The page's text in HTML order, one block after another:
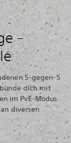
–
5-gegen-5
dich mit
im PvE-Modus
diversen